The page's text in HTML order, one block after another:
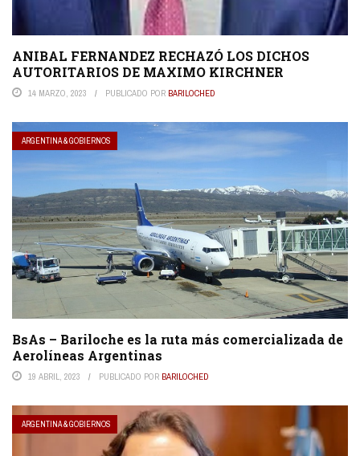
ANIBAL FERNANDEZ RECHAZÓ LOS DICHOS
AUTORITARIOS DE MAXIMO KIRCHNER
14 MARZO, 2023 PUBLICADO POR BARILOCHED
ARGENTINA & GOBIERNOS
BsAs – Bariloche es la ruta más comercializada de
Aerolíneas Argentinas
19 ABRIL, 2023 PUBLICADO POR BARILOCHED
ARGENTINA & GOBIERNOS